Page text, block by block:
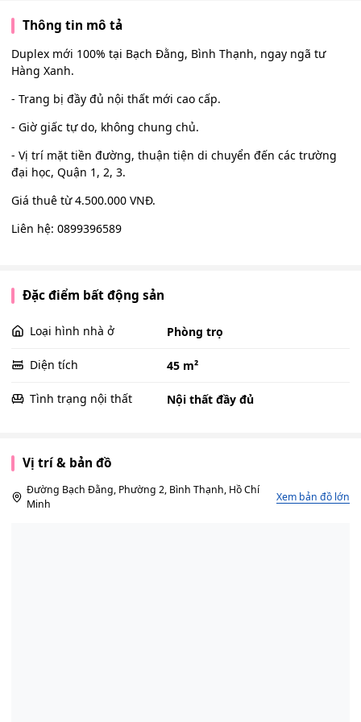
Thông tin mô tả
Duplex mới 100% tại Bạch Đằng, Bình Thạnh, ngay ngã tư
Hàng Xanh.
- Trang bị đầy đủ nội thất mới cao cấp.
- Giờ giấc tự do, không chung chủ.
- Vị trí mặt tiền đường, thuận tiện di chuyển đến các trường
đại học, Quận 1, 2, 3.
Giá thuê từ 4.500.000 VNĐ.
Liên hệ: 0899396589
Đặc điểm bất động sản
Loại hình nhà ở Phòng trọ
Diện tích 45 m²
Tình trạng nội thất Nội thất đầy đủ
Vị trí & bản đồ
Đường Bạch Đằng, Phường 2, Bình Thạnh, Hồ Chí
Minh
Xem bản đồ lớn